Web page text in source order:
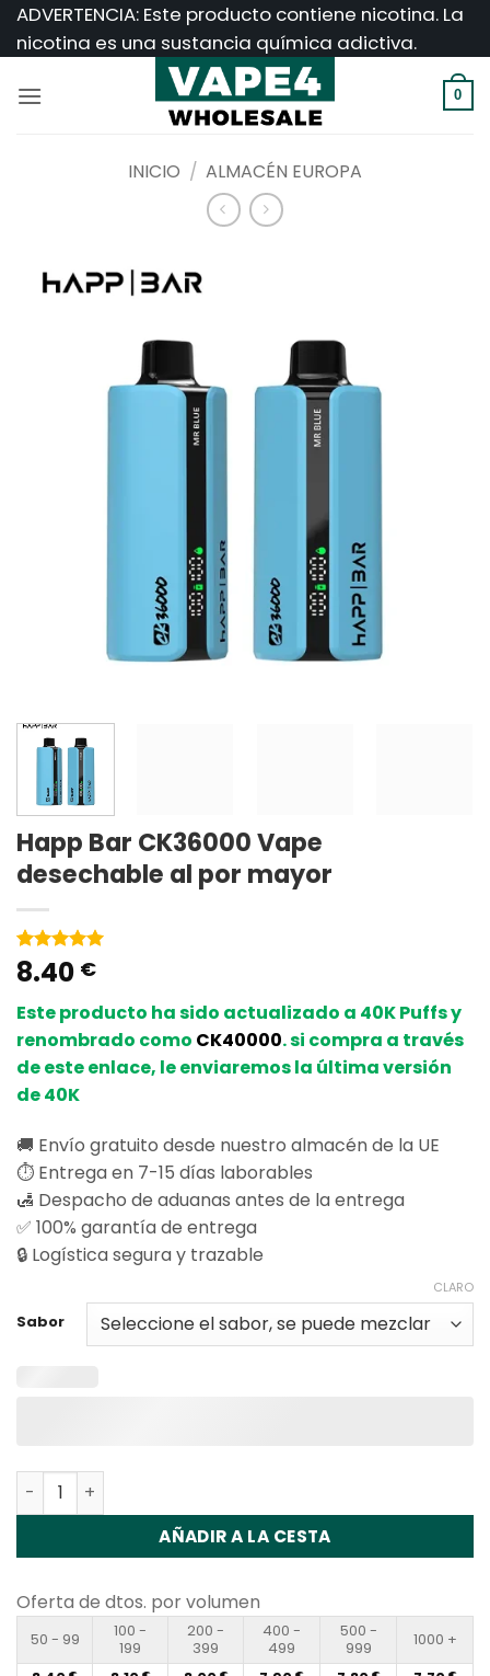
Saltar
ADVERTENCIA: Este producto contiene nicotina. La
nicotina es una sustancia química adictiva.
0
INICIO / ALMACÉN EUROPA
Happ Bar CK36000 Vape
desechable al por mayor
Valorado
con5de 5
2
valoraciones
de clientes
8.40 €
Este producto ha sido actualizado a 40K Puffs y
renombrado como CK40000. si compra a través
de este enlace, le enviaremos la última versión
de 40K
🚚 Envío gratuito desde nuestro almacén de la UE
⏱️ Entrega en 7-15 días laborables
🛃 Despacho de aduanas antes de la entrega
✅ 100% garantía de entrega
🔒 Logística segura y trazable
Sabor
CLARO
Cantidad Happ Bar CK36000 Disposable Vape Wholesale
AÑADIR A LA CESTA
Oferta de dtos. por volumen
50 - 99
100 -
199
200 -
399
400 -
499
500 -
999
1000 +